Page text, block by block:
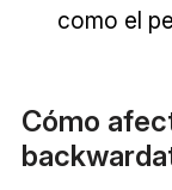
como el
Cómo